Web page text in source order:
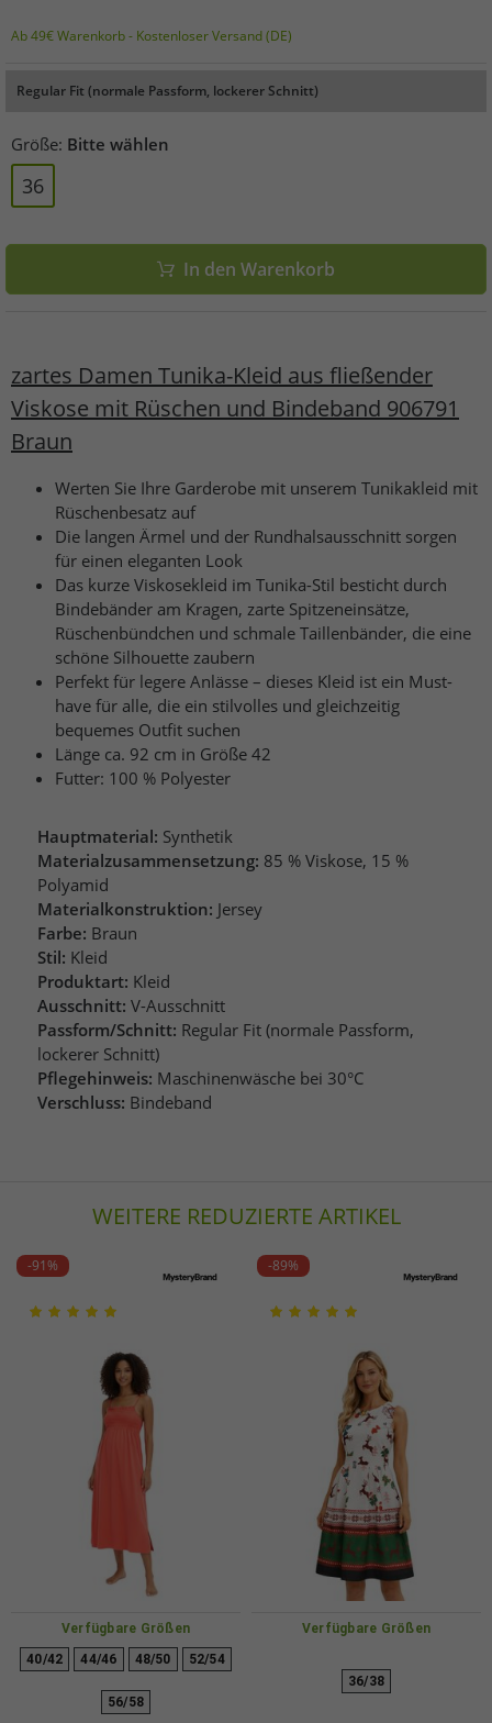
Ab 49€ Warenkorb - Kostenloser Versand (DE)
Regular Fit (normale Passform, lockerer Schnitt)
Größe: Bitte wählen
36
In den Warenkorb
zartes Damen Tunika-Kleid aus fließender
Viskose mit Rüschen und Bindeband 906791
Braun
Werten Sie Ihre Garderobe mit unserem Tunikakleid mit
Rüschenbesatz auf
Die langen Ärmel und der Rundhalsausschnitt sorgen
für einen eleganten Look
Das kurze Viskosekleid im Tunika-Stil besticht durch
Bindebänder am Kragen, zarte Spitzeneinsätze,
Rüschenbündchen und schmale Taillenbänder, die eine
schöne Silhouette zaubern
Perfekt für legere Anlässe – dieses Kleid ist ein Must-
have für alle, die ein stilvolles und gleichzeitig
bequemes Outfit suchen
Länge ca. 92 cm in Größe 42
Futter: 100 % Polyester
Hauptmaterial: Synthetik
Materialzusammensetzung: 85 % Viskose, 15 %
Polyamid
Materialkonstruktion: Jersey
Farbe: Braun
Stil: Kleid
Produktart: Kleid
Ausschnitt: V-Ausschnitt
Passform/Schnitt: Regular Fit (normale Passform,
lockerer Schnitt)
Pflegehinweis: Maschinenwäsche bei 30°C
Verschluss: Bindeband
WEITERE REDUZIERTE ARTIKEL
-91%
Verfügbare Größen
40/42 44/46 48/50 52/54
56/58
-89%
Verfügbare Größen
36/38